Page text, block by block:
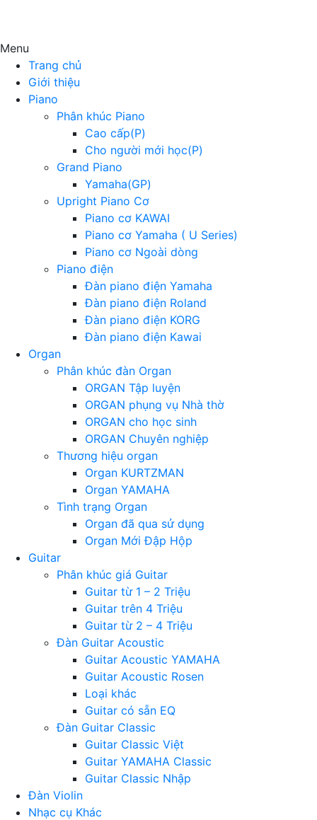
Menu
Trang chủ
Giới thiệu
Piano
Phân khúc Piano
Cao cấp(P)
Cho người mới học(P)
Grand Piano
Yamaha(GP)
Upright Piano Cơ
Piano cơ KAWAI
Piano cơ Yamaha ( U Series)
Piano cơ Ngoài dòng
Piano điện
Đàn piano điện Yamaha
Đàn piano điện Roland
Đàn piano điện KORG
Đàn piano điện Kawai
Organ
Phân khúc đàn Organ
ORGAN Tập luyện
ORGAN phụng vụ Nhà thờ
ORGAN cho học sinh
ORGAN Chuyên nghiệp
Thương hiệu organ
Organ KURTZMAN
Organ YAMAHA
Tình trạng Organ
Organ đã qua sử dụng
Organ Mới Đập Hộp
Guitar
Phân khúc giá Guitar
Guitar từ 1 – 2 Triệu
Guitar trên 4 Triệu
Guitar từ 2 – 4 Triệu
Đàn Guitar Acoustic
Guitar Acoustic YAMAHA
Guitar Acoustic Rosen
Loại khác
Guitar có sẵn EQ
Đàn Guitar Classic
Guitar Classic Việt
Guitar YAMAHA Classic
Guitar Classic Nhập
Đàn Violin
Nhạc cụ Khác